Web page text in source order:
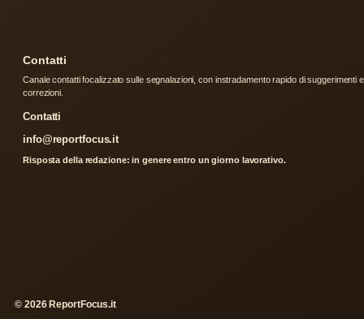
Contatti
Canale contatti focalizzato sulle segnalazioni, con instradamento rapido di suggerimenti e
correzioni.
Contatti
info@reportfocus.it
Risposta della redazione: in genere entro un giorno lavorativo.
© 2026 ReportFocus.it